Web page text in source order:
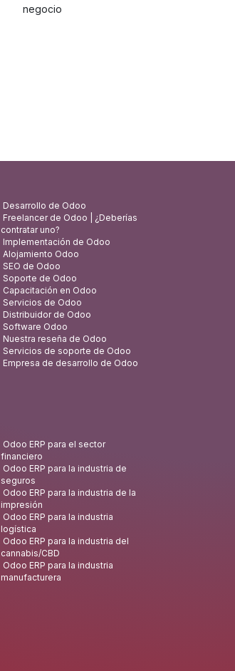
negocio
Desarrollo de Odoo
Freelancer de Odoo | ¿Deberías
contratar uno?
Implementación de Odoo
Alojamiento Odoo
SEO de Odoo
Soporte de Odoo
Capacitación en Odoo
Servicios de Odoo
Distribuidor de Odoo
Software Odoo
Nuestra reseña de Odoo
Servicios de soporte de Odoo
Empresa de desarrollo de Odoo
Odoo ERP para el sector
financiero
Odoo ERP para la industria de
seguros
Odoo ERP para la industria de la
impresión
Odoo ERP para la industria
logística
Odoo ERP para la industria del
cannabis/CBD
Odoo ERP para la industria
manufacturera